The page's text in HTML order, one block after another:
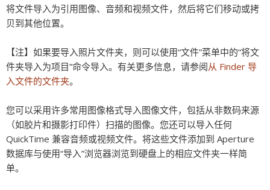
将文件导入为引用图像、音频和视频文件，然后将它们移动或拷
贝到其他位置。
【注】 如果要导入照片文件夹，则可以使用“文件”菜单中的“将文
件夹导入为项目”命令导入。有关更多信息，请参阅从 Finder 导
入文件的文件夹。
您可以采用许多常用图像格式导入图像文件，包括从非数码来源
（如胶片和摄影打印件）扫描的图像。您还可以导入任何
QuickTime 兼容音频或视频文件。将这些文件添加到 Aperture
数据库与使用“导入”浏览器浏览到硬盘上的相应文件夹一样简
单。